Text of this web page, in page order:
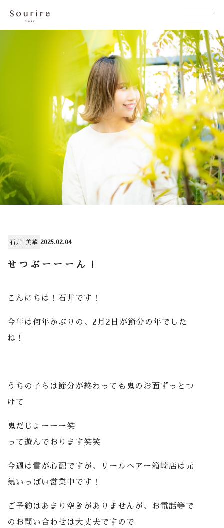
石井 美華 2025.02.04
せつぶーーーん！
こんにちは！石井です！
今年は何年かぶりの、2月2日が節分の年でした
ね！
うちの子らは節分が終わっても鬼のお面ずっとつ
けて
鬼だじょーーー笑
って遊んでおります笑笑
今週は雪が心配ですが、リールヘアー箱崎店は元
気いっぱい営業中です！
ご予約はあまり空きがありませんが、お電話等で
のお問い合わせは大丈夫ですので